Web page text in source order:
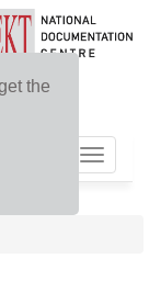
the
Toggle